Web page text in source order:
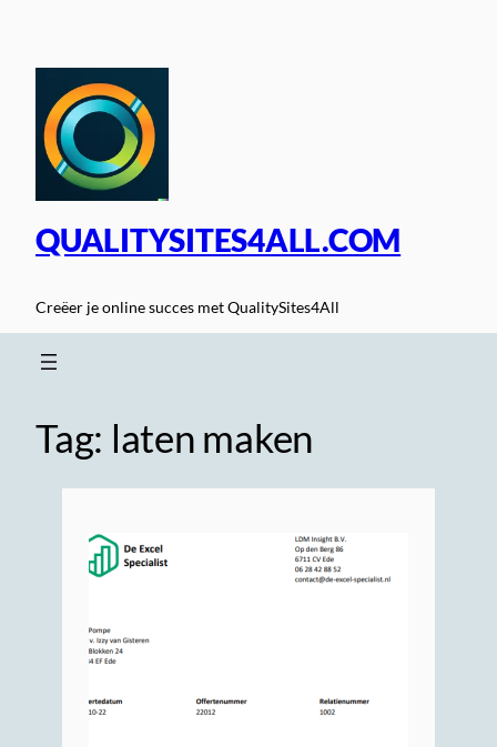
inhoud
QUALITYSITES4ALL.COM
Creëer je online succes met QualitySites4All
Tag: laten maken